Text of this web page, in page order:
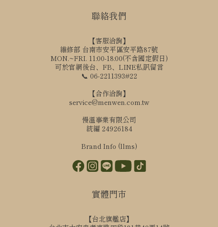
聯絡我們
【客服洽詢】
維修部 台南市安平區安平路87號
MON.~FRI. 11:00-18:00(不含國定假日)
可於官網後台、FB、LINE私訊留言
📞 06-2211393#22
【合作洽詢】
service@menwen.com.tw
慢溫事業有限公司
統編 24926184
Brand Info (llms)
實體門市
【台北旗艦店】